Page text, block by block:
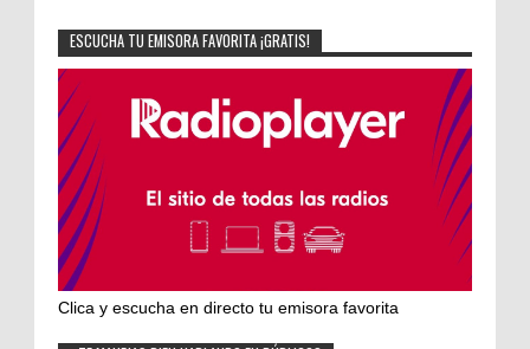
ESCUCHA TU EMISORA FAVORITA ¡GRATIS!
Clica y escucha en directo tu emisora favorita